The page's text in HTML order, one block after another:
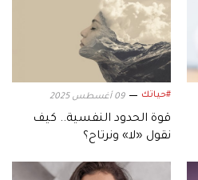
#حياتك 09 أغسطس 2025
قوة الحدود النفسية.. كيف
نقول «لا» ونرتاح؟